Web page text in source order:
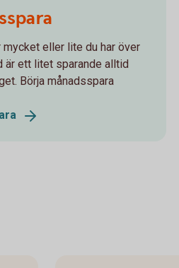
mycket eller lite du har över
är ett litet sparande alltid
Börja månadsspara